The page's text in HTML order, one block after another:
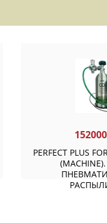
PERFECT PLUS